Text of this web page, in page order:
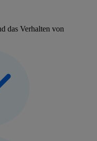
das Verhalten von